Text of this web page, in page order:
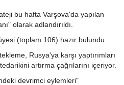
bu hafta Varşova'da yapılan
olarak adlandırıldı.
(toplam 106) hazır bulundu.
Rusya'ya karşı yaptırımları
artırma çağrılarını içeriyor.
devrimci eylemleri"